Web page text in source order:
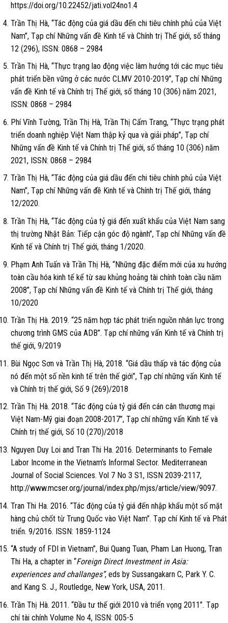
https://doi.org/10.22452/jati.vol24no1.4
Trần Thị Hà, “Tác động của giá dầu đến chi tiêu chính phủ của Việt
Nam”, Tạp chí Những vấn đề Kinh tế và Chính trị Thế giới, số tháng
12 (296), ISSN: 0868 – 2984
Trần Thị Hà, “Thực trạng lao động việc làm hướng tới các mục tiêu
phát triển bền vững ở các nước CLMV 2010-2019”, Tạp chí Những
vấn đề Kinh tế và Chính trị Thế giới, số tháng 10 (306) năm 2021,
ISSN: 0868 – 2984
Phí Vĩnh Tường, Trần Thị Hà, Trần Thị Cẩm Trang, “Thực trạng phát
triển doanh nghiệp Việt Nam thập kỷ qua và giải pháp”, Tạp chí
Những vấn đề Kinh tế và Chính trị Thế giới, số tháng 10 (306) năm
2021, ISSN: 0868 – 2984
Trần Thị Hà, “Tác động của giá dầu đến chi tiêu chính phủ của Việt
Nam”, Tạp chí Những vấn đề Kinh tế và Chính trị Thế giới, tháng
12/2020.
Trần Thị Hà, “Tác động của tỷ giá đến xuất khẩu của Việt Nam sang
thị trường Nhật Bản: Tiếp cận góc độ ngành”, Tạp chí Những vấn đề
Kinh tế và Chính trị Thế giới, tháng 1/2020.
Phạm Anh Tuấn và Trần Thị Hà, “Những đặc điểm mới của xu hướng
toàn cầu hóa kinh tế kể từ sau khủng hoảng tài chính toàn cầu năm
2008”, Tạp chí Những vấn đề Kinh tế và Chính trị Thế giới, tháng
10/2020
Trần Thị Hà. 2019. “25 năm hợp tác phát triển nguồn nhân lực trong
chương trình GMS của ADB”. Tạp chí những vấn Kinh tế và Chính trị
thế giới, 9/2019
Bùi Ngọc Sơn và Trần Thị Hà, 2018. “Giá dầu thấp và tác động của
nó đến một số nền kinh tế trên thế giới”, Tạp chí những vấn Kinh tế
và Chính trị thế giới, Số 9 (269)/2018
Trần Thị Hà. 2018. “Tác động của tỷ giá đến cán cân thương mại
Việt Nam-Mỹ giai đoạn 2008-2017”, Tạp chí những vấn Kinh tế và
Chính trị thế giới, Số 10 (270)/2018
Nguyen Duy Loi and Tran Thi Ha. 2016. Determinants to Female
Labor Income in the Vietnam’s Informal Sector. Mediterranean
Journal of Social Sciences. Vol 7 No 3 S1, ISSN 2039-2117,
http://www.mcser.org/journal/index.php/mjss/article/view/9097.
Tran Thi Ha. 2016. “Tác động của tỷ giá đến nhập khẩu một số mặt
hàng chủ chốt từ Trung Quốc vào Việt Nam”. Tạp chí Kinh tế và Phát
triển. 9/2016. ISSN: 1859-1124
“A study of FDI in Vietnam”, Bui Quang Tuan, Pham Lan Huong, Tran
Thi Ha, a chapter in “Foreign Direct Investment in Asia:
experiences and challanges”, eds by Sussangakarn C, Park Y. C.
and Kang S. J., Routledge, New York, USA, 2011.
Trần Thị Hà. 2011. “Đầu tư thế giới 2010 và triển vọng 2011”. Tạp
chí tài chính Volume No 4, ISSN: 005-5